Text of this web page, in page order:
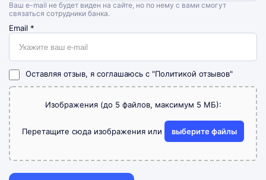
Ваш e-mail не будет виден на сайте, но по нему с вами смогут
связаться сотрудники банка.
Email *
Оставляя отзыв, я соглашаюсь с "Политикой отзывов"
Изображения (до 5 файлов, максимум 5 МБ):
Перетащите сюда изображения или выберите файлы